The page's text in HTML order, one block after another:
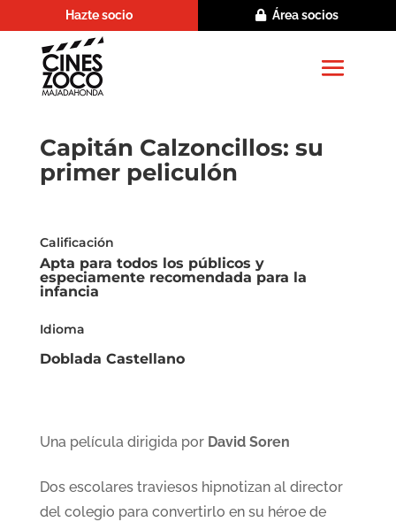
Hazte socio Área socios
Capitán Calzoncillos: su
primer peliculón
Calificación
Apta para todos los públicos y
especiamente recomendada para la
infancia
Idioma
Doblada Castellano
Una película dirigida por David Soren
Dos escolares traviesos hipnotizan al director
del colegio para convertirlo en su héroe de